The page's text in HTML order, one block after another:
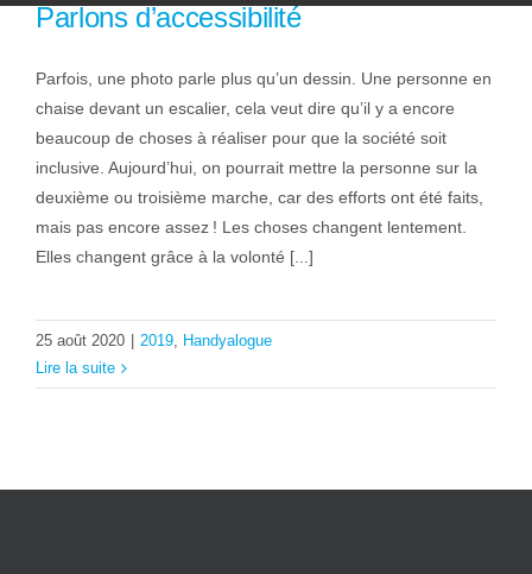
Parlons d’accessibilité
Parfois, une photo parle plus qu’un dessin. Une personne en
chaise devant un escalier, cela veut dire qu’il y a encore
beaucoup de choses à réaliser pour que la société soit
inclusive. Aujourd’hui, on pourrait mettre la personne sur la
deuxième ou troisième marche, car des efforts ont été faits,
mais pas encore assez ! Les choses changent lentement.
Elles changent grâce à la volonté [...]
25 août 2020 2019, Handyalogue
Lire la suite